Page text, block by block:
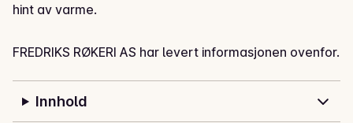
hint av varme.
Et spennende valg for deg som vil gi lunsjbordet et
nytt og uimotståelig.
FREDRIKS RØKERI AS har levert informasjonen ovenfor.
Innhold